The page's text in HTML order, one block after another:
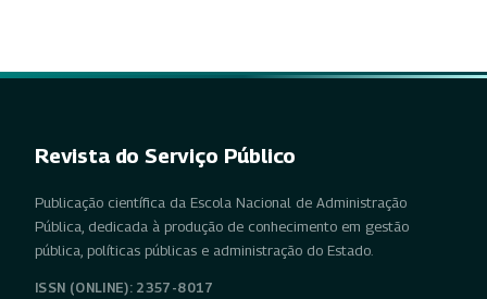
Revista do Serviço Público
Publicação científica da Escola Nacional de Administração
Pública, dedicada à produção de conhecimento em gestão
pública, políticas públicas e administração do Estado.
ISSN (ONLINE): 2357-8017